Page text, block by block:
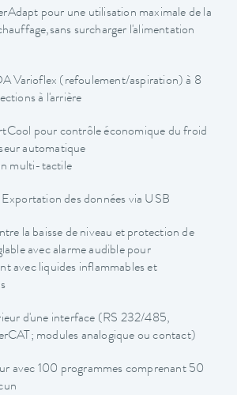
pour une utilisation maximale de la
surcharger l'alimentation
Varioflex (refoulement/aspiration) à 8
à l'arrière
pour contrôle économique du froid
automatique
multi-tactile
des données via USB
la baisse de niveau et protection de
avec alarme audible pour
avec liquides inflammables et
d'une interface (RS 232/485,
modules analogique ou contact)
avec 100 programmes comprenant 50